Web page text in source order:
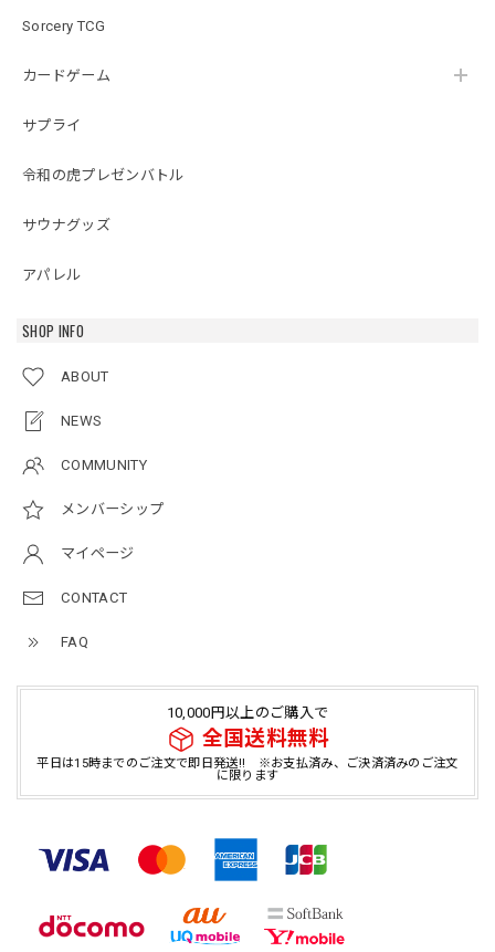
Sorcery TCG
カードゲーム
サプライ
令和の虎プレゼンバトル
サウナグッズ
アパレル
SHOP INFO
ABOUT
NEWS
COMMUNITY
メンバーシップ
マイページ
CONTACT
FAQ
10,000円以上のご購入で
全国送料無料
平日は15時までのご注文で即日発送!! ※お支払済み、ご決済済みのご注文
に限ります